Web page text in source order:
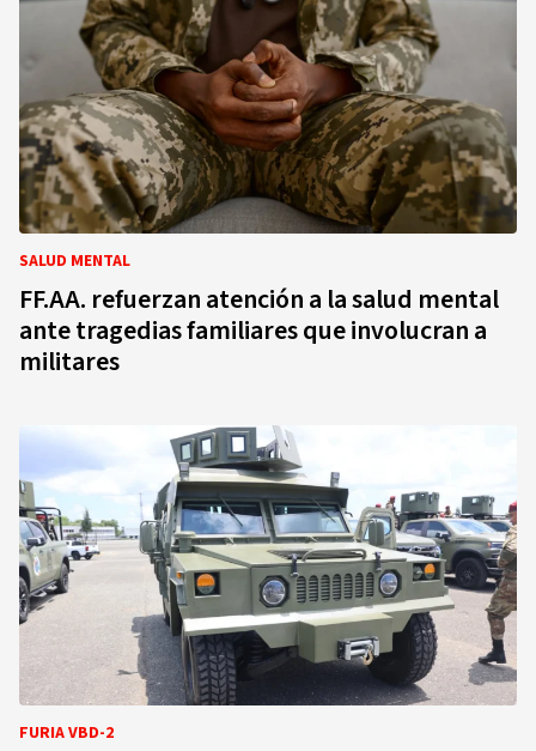
SALUD MENTAL
FF.AA. refuerzan atención a la salud mental
ante tragedias familiares que involucran a
militares
FURIA VBD-2